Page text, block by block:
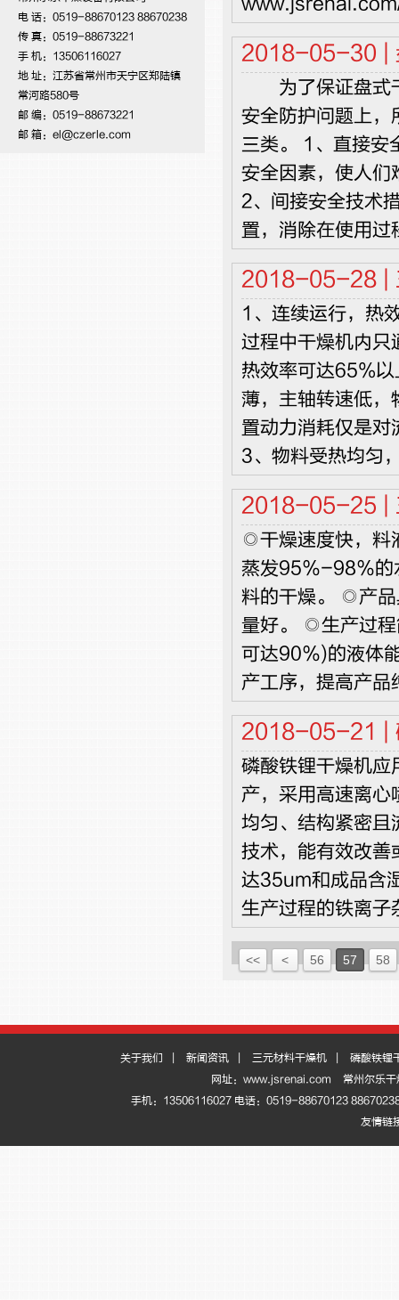
电 话：0519-88670123 88670238
传 真：0519-88673221
手 机：13506116027
地 址：江苏省常州市天宁区郑陆镇
常河路580号
邮 编：0519-88673221
邮 箱：el@czerle.com
2018-05-30 |
为了保证盘式干
安全防护问题上，
三类。 1、直接安
安全因素，使人
2、间接安全技术
置，消除在使用
2018-05-28 |
1、连续运行，热
过程中干燥机内只
热效率可达65%
薄，主轴转速低，
置动力消耗仅是
3、物料受热均匀
2018-05-25 |
◎干燥速度快，料
蒸发95％-98％的
料的干燥。 ◎产品
量好。 ◎生产过
可达90％)的液体
产工序，提高产
2018-05-21 |
磷酸铁锂干燥机应
产，采用高速离心
均匀、结构紧密且
技术，能有效改善
达35um和成品含
生产过程的铁离
<< < 56 57 58
关于我们 新闻资讯 三元材料干燥机
磷酸铁锂
网址：www.jsrenai.com
常州尔乐
手机：13506116027 电话：0519-88670123
友情链